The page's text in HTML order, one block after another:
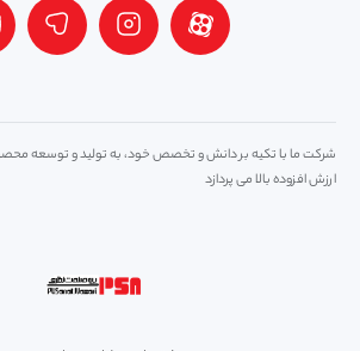
شرکت ما با تکیه بر دانش و تخصص خود، به تولید و توسعه
ارزش افزوده بالا می پردازد